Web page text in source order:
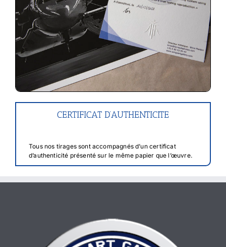
CERTIFICAT D’AUTHENTICITE
Tous nos tirages sont accompagnés d’un certificat
d’authenticité présenté sur le même papier que l’œuvre.